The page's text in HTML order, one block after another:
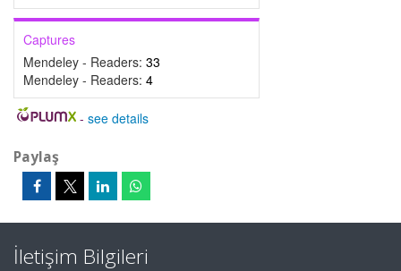
Captures
Mendeley - Readers: 33
Mendeley - Readers: 4
- see details
Paylaş
İletişim Bilgileri